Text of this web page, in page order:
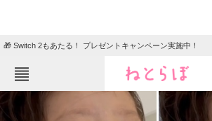
🎁 Switch 2もあたる！ プレゼントキャンペーン実施中！
ねとらぼメニュー
TOP ニュース